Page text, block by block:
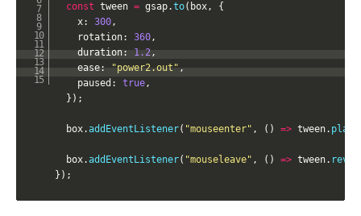
const tween = gsap.to( box,
{
    x
: 300,
    rotation
: 360,
    duration
: 1.2,
    ease
: "power2.out" ,
    paused
: true,
} ) ;
  box
.addEventListener( "mouseenter" , ( ) => tween. play
  box
.addEventListener( "mouseleave" , ( ) => tween.
} ) ;